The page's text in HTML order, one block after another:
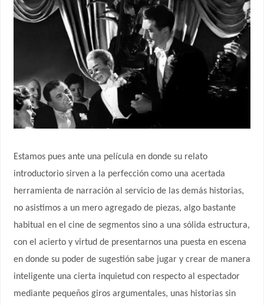
Estamos pues ante una película en donde su relato
introductorio sirven a la perfección como una acertada
herramienta de narración al servicio de las demás historias,
no asistimos a un mero agregado de piezas, algo bastante
habitual en el cine de segmentos sino a una sólida estructura,
con el acierto y virtud de presentarnos una puesta en escena
en donde su poder de sugestión sabe jugar y crear de manera
inteligente una cierta inquietud con respecto al espectador
mediante pequeños giros argumentales, unas historias sin